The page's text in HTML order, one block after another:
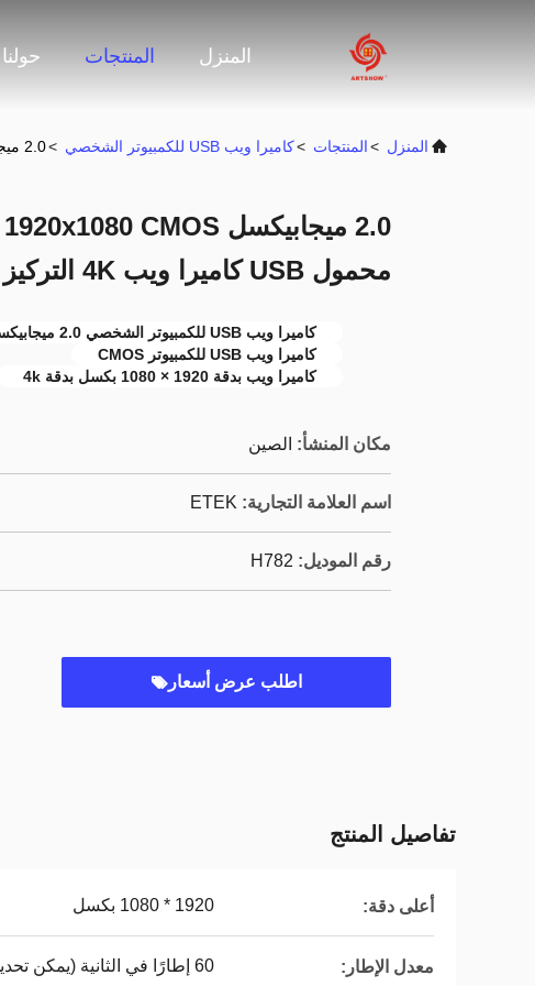
المنزل المنتجات حولنا
المنزل >المنتجات >كاميرا ويب USB للكمبيوتر الشخصي >2.0 ميجابيكسل 1920x1080 CMOS كمبيوتر محمول كمبيوتر محمول USB كاميرا ويب 4K التركيز التلقائي
محمول USB كاميرا ويب 4K التركيز التلقائي
كاميرا ويب USB للكمبيوتر الشخصي 2.0 ميجابيكسل
كاميرا ويب USB للكمبيوتر CMOS
كاميرا ويب بدقة 1920 × 1080 بكسل بدقة 4k
مكان المنشأ: الصين
اسم العلامة التجارية: ETEK
رقم الموديل: H782
اطلب عرض أسعار
تفاصيل المنتج
أعلى دقة: 1920 * 1080 بكسل
معدل الإطار: 60 إطارًا في الثانية (يمكن تحديدها)